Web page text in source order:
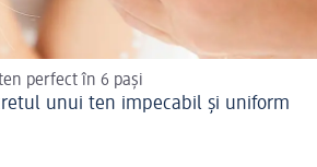
perfect în 6 pași
unui ten impecabil și uniform